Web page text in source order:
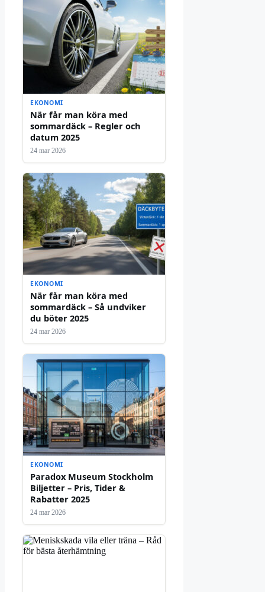
EKONOMI
När får man köra med
sommardäck – Regler och
datum 2025
24 mar 2026
EKONOMI
När får man köra med
sommardäck – Så undviker
du böter 2025
24 mar 2026
EKONOMI
Paradox Museum Stockholm
Biljetter – Pris, Tider &
Rabatter 2025
24 mar 2026